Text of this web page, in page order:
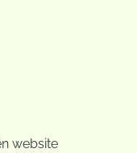
website